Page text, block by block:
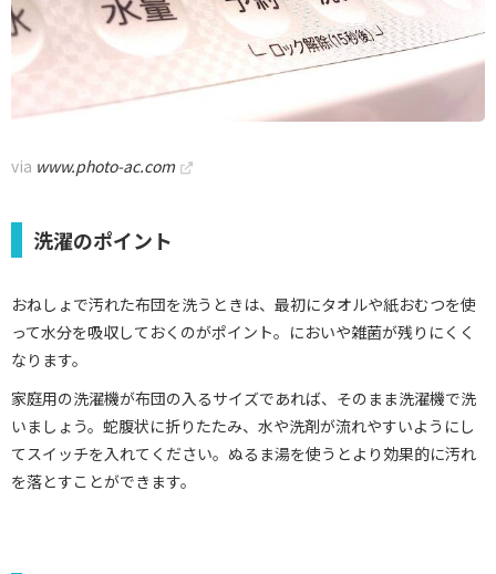
via www.photo-ac.com
洗濯のポイント
おねしょで汚れた布団を洗うときは、最初にタオルや紙おむつを使
って水分を吸収しておくのがポイント。においや雑菌が残りにくく
なります。
家庭用の洗濯機が布団の入るサイズであれば、そのまま洗濯機で洗
いましょう。蛇腹状に折りたたみ、水や洗剤が流れやすいようにし
てスイッチを入れてください。ぬるま湯を使うとより効果的に汚れ
を落とすことができます。